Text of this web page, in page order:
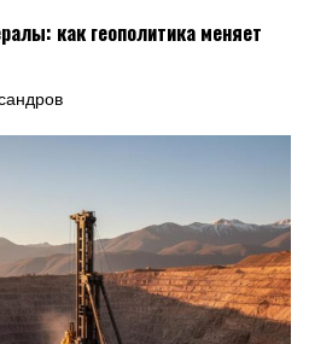
как геополитика меняет